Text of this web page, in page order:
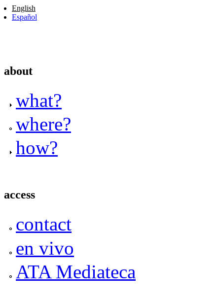
English
Español
about
what?
where?
how?
access
contact
en vivo
ATA Mediateca